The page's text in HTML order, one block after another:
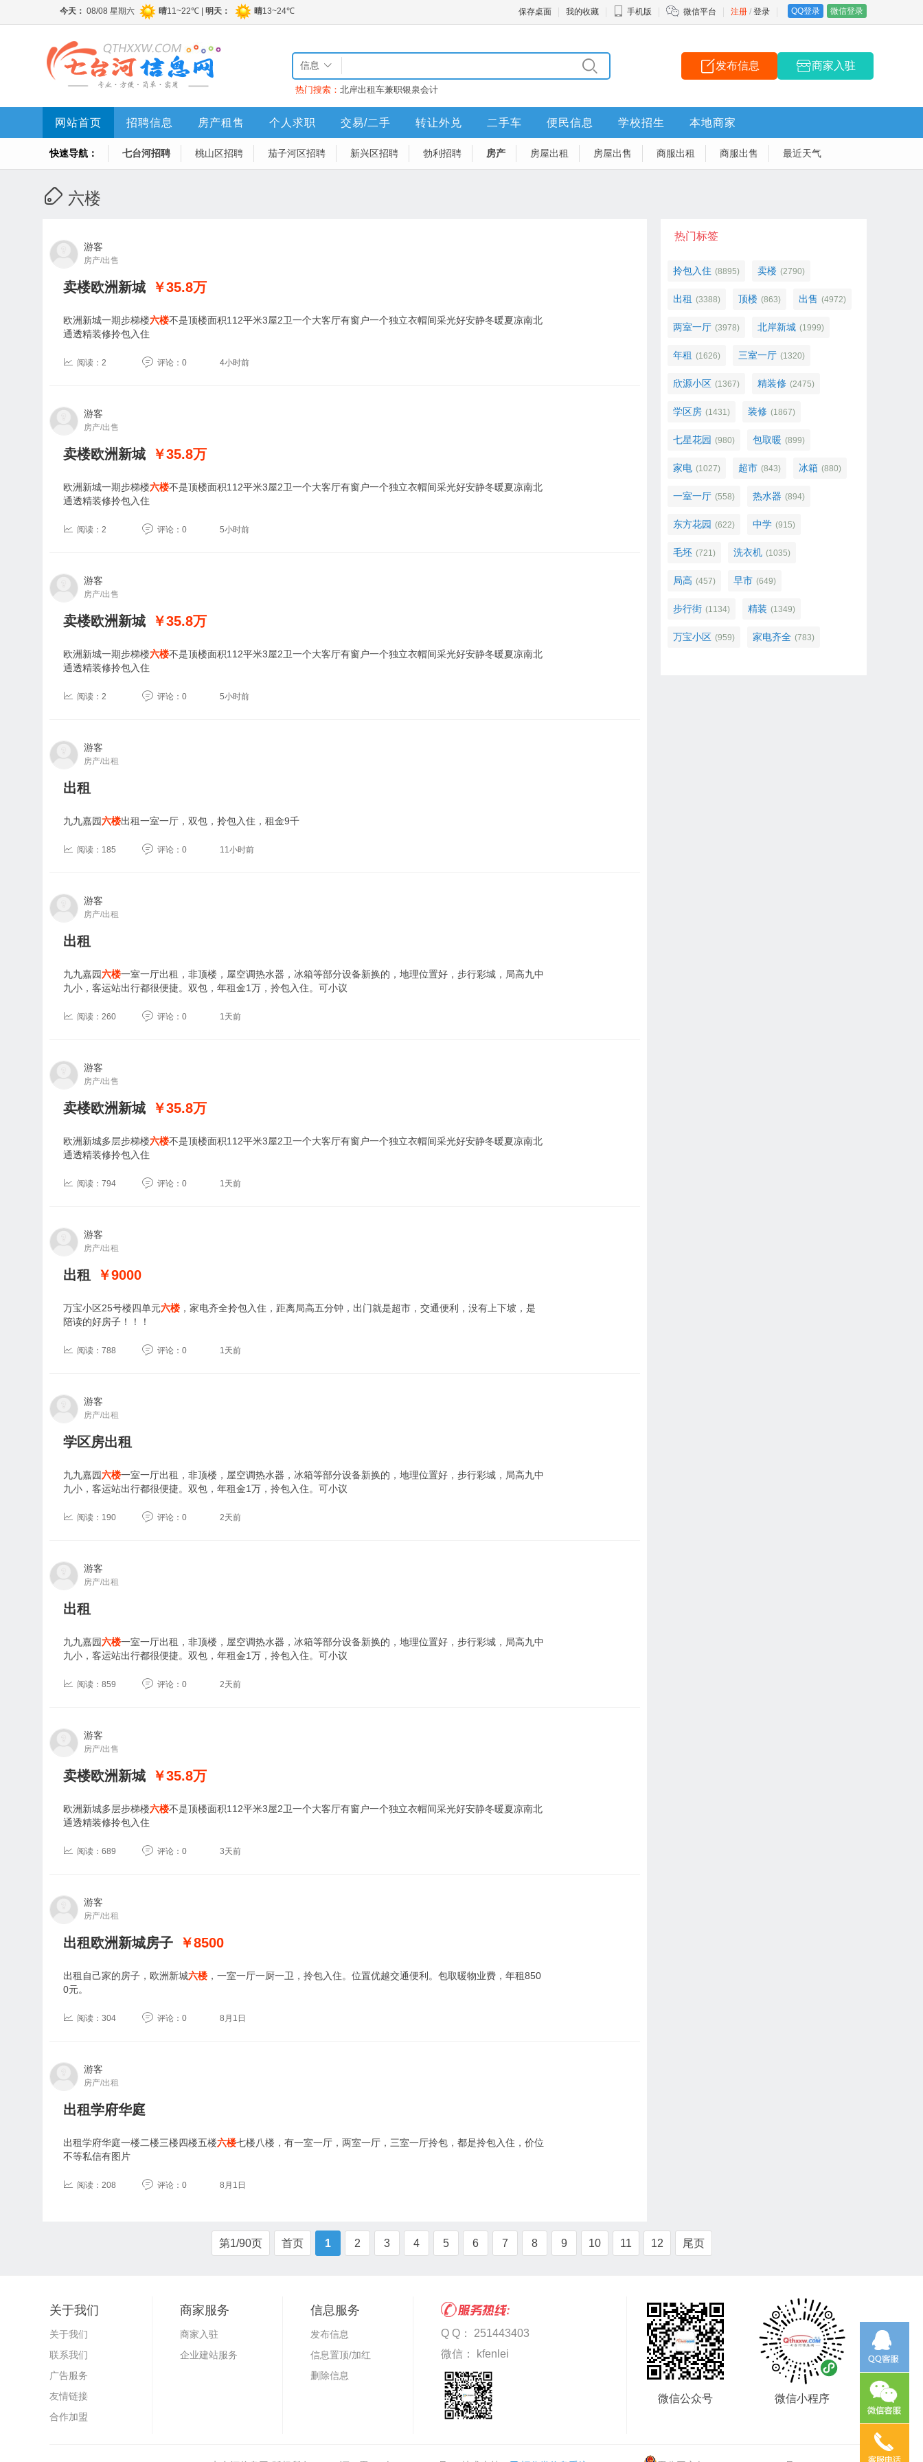
注册 / 登录 QQ登录 微信登录
保存桌面 我的收藏 手机版 微信平台
信息
热门搜索： 北岸出租车兼职银泉会计
发布信息 商家入驻
网站首页 招聘信息 房产租售 个人求职 交易/二手 转让外兑 二手车 便民信息 学校招生 本地商家
快速导航： 七台河招聘 桃山区招聘 茄子河区招聘 新兴区招聘 勃利招聘 房产 房屋出租 房屋出售 商服出租 商服出售 最近天气
六楼
游客
房产/出售
卖楼欧洲新城 ￥35.8万
欧洲新城一期步梯楼六楼不是顶楼面积112平米3屋2卫一个大客厅有窗户一个独立衣帽间采光好安静冬暖夏凉南北
通透精装修拎包入住
阅读：2 评论：0 4小时前
游客
房产/出售
卖楼欧洲新城 ￥35.8万
欧洲新城一期步梯楼六楼不是顶楼面积112平米3屋2卫一个大客厅有窗户一个独立衣帽间采光好安静冬暖夏凉南北
通透精装修拎包入住
阅读：2 评论：0 5小时前
游客
房产/出售
卖楼欧洲新城 ￥35.8万
欧洲新城一期步梯楼六楼不是顶楼面积112平米3屋2卫一个大客厅有窗户一个独立衣帽间采光好安静冬暖夏凉南北
通透精装修拎包入住
阅读：2 评论：0 5小时前
游客
房产/出租
出租
九九嘉园六楼出租一室一厅，双包，拎包入住，租金9千
阅读：185 评论：0 11小时前
游客
房产/出租
出租
九九嘉园六楼一室一厅出租，非顶楼，屋空调热水器，冰箱等部分设备新换的，地理位置好，步行彩城，局高九中
九小，客运站出行都很便捷。双包，年租金1万，拎包入住。可小议
阅读：260 评论：0 1天前
游客
房产/出售
卖楼欧洲新城 ￥35.8万
欧洲新城多层步梯楼六楼不是顶楼面积112平米3屋2卫一个大客厅有窗户一个独立衣帽间采光好安静冬暖夏凉南北
通透精装修拎包入住
阅读：794 评论：0 1天前
游客
房产/出租
出租 ￥9000
万宝小区25号楼四单元六楼 ，家电齐全拎包入住，距离局高五分钟，出门就是超市，交通便利，没有上下坡，是
陪读的好房子！！！
阅读：788 评论：0 1天前
游客
房产/出租
学区房出租
九九嘉园六楼一室一厅出租，非顶楼，屋空调热水器，冰箱等部分设备新换的，地理位置好，步行彩城，局高九中
九小，客运站出行都很便捷。双包，年租金1万，拎包入住。可小议
阅读：190 评论：0 2天前
游客
房产/出租
出租
九九嘉园六楼一室一厅出租，非顶楼，屋空调热水器，冰箱等部分设备新换的，地理位置好，步行彩城，局高九中
九小，客运站出行都很便捷。双包，年租金1万，拎包入住。可小议
阅读：859 评论：0 2天前
游客
房产/出售
卖楼欧洲新城 ￥35.8万
欧洲新城多层步梯楼六楼不是顶楼面积112平米3屋2卫一个大客厅有窗户一个独立衣帽间采光好安静冬暖夏凉南北
通透精装修拎包入住
阅读：689 评论：0 3天前
游客
房产/出租
出租欧洲新城房子 ￥8500
出租自己家的房子，欧洲新城六楼 ，一室一厅一厨一卫，拎包入住。位置优越交通便利。包取暖物业费，年租850
0元。
阅读：304 评论：0 8月1日
游客
房产/出租
出租学府华庭
出租学府华庭一楼二楼三楼四楼五楼六楼七楼八楼，有一室一厅，两室一厅，三室一厅拎包，都是拎包入住，价位
不等私信有图片
阅读：208 评论：0 8月1日
热门标签
拎包入住 (8895) 卖楼 (2790)
出租 (3388) 顶楼 (863) 出售 (4972)
两室一厅 (3978) 北岸新城 (1999)
年租 (1626) 三室一厅 (1320)
欣源小区 (1367) 精装修 (2475)
学区房 (1431) 装修 (1867)
七星花园 (980) 包取暖 (899)
家电 (1027) 超市 (843) 冰箱 (880)
一室一厅 (558) 热水器 (894)
东方花园 (622) 中学 (915)
毛坯 (721) 洗衣机 (1035)
局高 (457) 早市 (649)
步行街 (1134) 精装 (1349)
万宝小区 (959) 家电齐全 (783)
第1/90页 首页 1 2 3 4 5 6 7 8 9 10 11 12 尾页
关于我们
关于我们
联系我们
广告服务
友情链接
合作加盟
商家服务
商家入驻
企业建站服务
信息服务
发布信息
信息置顶/加红
删除信息
Q Q： 251443403
微信： kfenlei
微信公众号 微信小程序